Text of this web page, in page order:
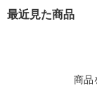
最近見た商品
商品